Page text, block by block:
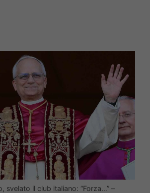
svelato il club italiano: “Forza…” –